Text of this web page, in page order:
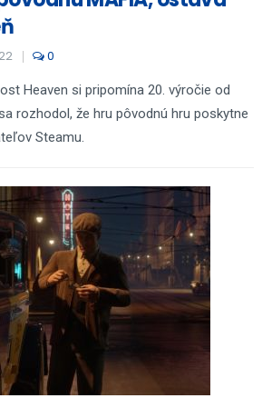
0
Heaven si pripomína 20. výročie od
rozhodol, že hru pôvodnú hru poskytne
Steamu.